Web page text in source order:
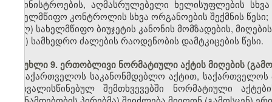
სამინისტროების, აღმასრულებელი ხელისუფლების
სახელმწიფო კონტროლის სხვა ორგანოების შექმნის წესი;
ლ) სახელმწიფო ბიუჯეტის კანონის მომზადების,
მ) სამხედრო ძალების რაოდენობის დამტკიცების წესი.
მუხლი 9. ერთობლივი ნორმატიული აქტის მიღების
საქართველოს საკანონმდებლო აქტით,
გათვალისწინებულ შემთხვევებში ნორმატიული